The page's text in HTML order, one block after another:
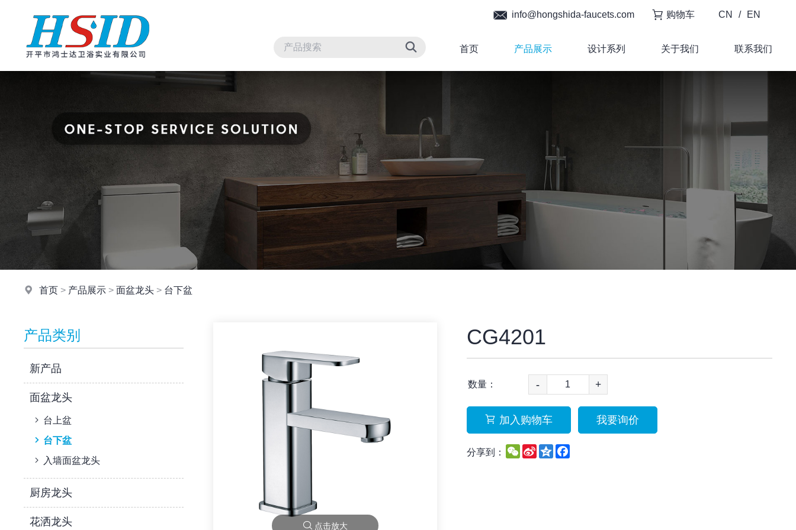
首页 产品展示 设计系列 关于我们 联系我们
info@hongshida-faucets.com 购物车 CN / EN
首页 > 产品展示 >面盆龙头 > 台下盆
产品类别
新产品
面盆龙头
台上盆
台下盆
入墙面盆龙头
厨房龙头
花洒龙头 点击放大
CG4201
数量： - +
加入购物车 我要询价
分享到： WeChat
Sina
Weibo
QzoneFacebook